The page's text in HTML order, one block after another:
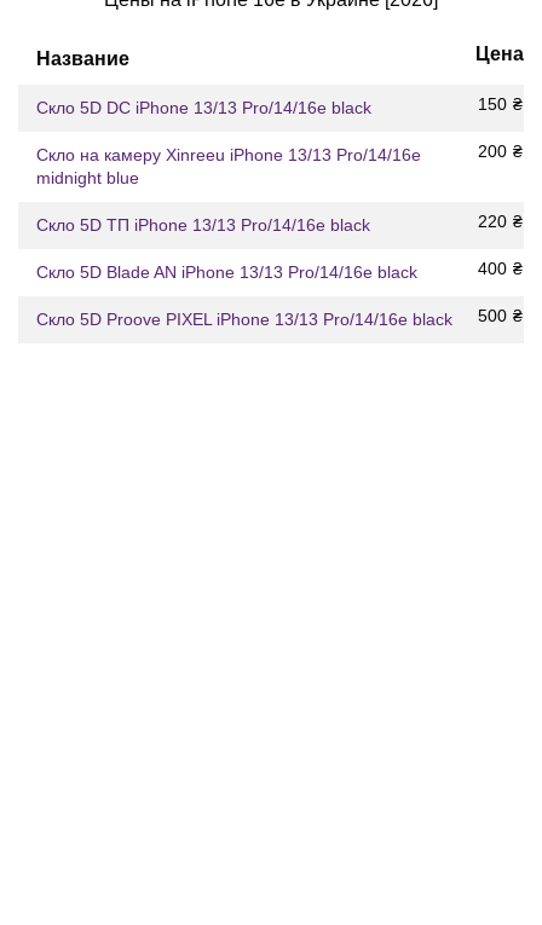
Название Цена
Скло 5D DC iPhone 13/13 Pro/14/16e black 150 ₴
Скло на камеру Xinreeu iPhone 13/13 Pro/14/16e
midnight blue
200 ₴
Скло 5D ТП iPhone 13/13 Pro/14/16e black 220 ₴
Скло 5D Blade AN iPhone 13/13 Pro/14/16e black 400 ₴
Скло 5D Proove PIXEL iPhone 13/13 Pro/14/16e black 500 ₴